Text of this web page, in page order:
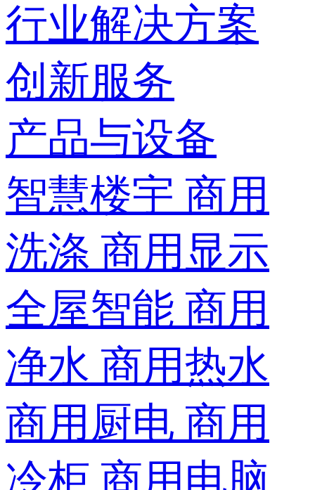
行业解决方案
创新服务
产品与设备
智慧楼宇 商用
洗涤 商用显示
全屋智能 商用
净水 商用热水
商用厨电 商用
冷柜 商用电脑